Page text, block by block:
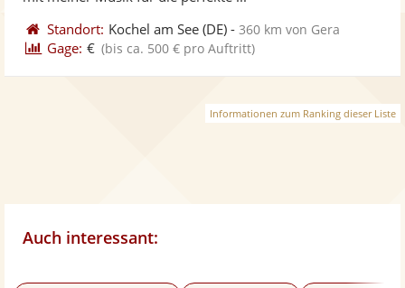
Standort: Kochel am See (DE) -360 km von Gera
Gage: € (bis ca. 500 € pro Auftritt)
Informationen zum Ranking dieser Liste
Auch interessant: